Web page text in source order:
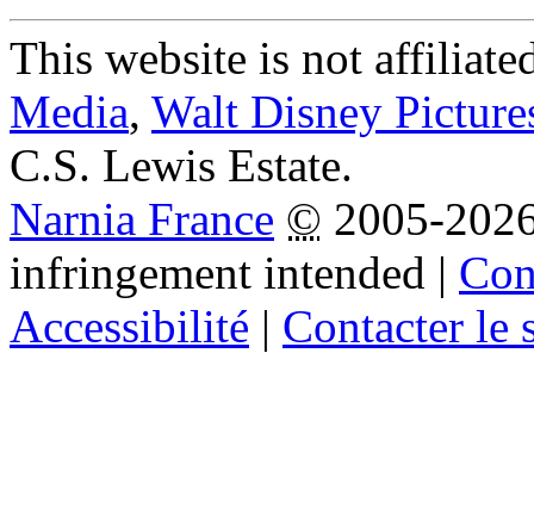
This website is not
Media, Walt Disney
C.S. Lewis Estate.
Narnia France © 2005-
infringement intended |
Accessibilité | Contacter le